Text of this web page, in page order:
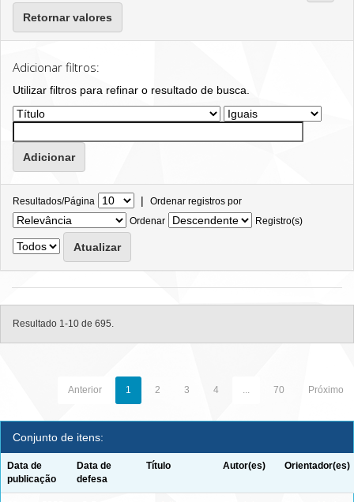
Retornar valores
Adicionar filtros:
Utilizar filtros para refinar o resultado de busca.
Resultados/Página | Ordenar registros por
Ordenar
Registro(s)
Resultado 1-10 de 695.
Anterior 1 2 3 4 ... 70 Próximo
Conjunto de itens:
Data de
publicação
Data de
defesa
Título Autor(es) Orientador(es)